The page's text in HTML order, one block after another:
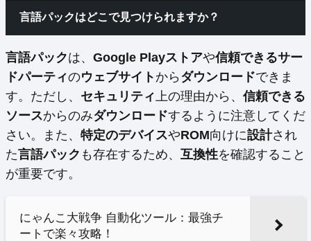
言語パックはどこで見つけられますか？
言語パックは、 Google Playストアや信頼できるサー
ドパーティのウェブサイトから ダウンロードできま
す。ただし、 セキュリティ 上の理由から、 信頼できる
ソースからのみダウンロードするように注意してくだ
さい。また、 特定のデバイスやROM向けに設計され
た言語パック も存在するため、 互換性を確認すること
が重要です。
にゃんこ大戦争 自動化ツール：最強チ
ートで楽々攻略！